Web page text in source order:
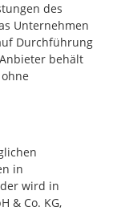
des
Unternehmen
Durchführung
behält
in
wird in
& Co. KG,